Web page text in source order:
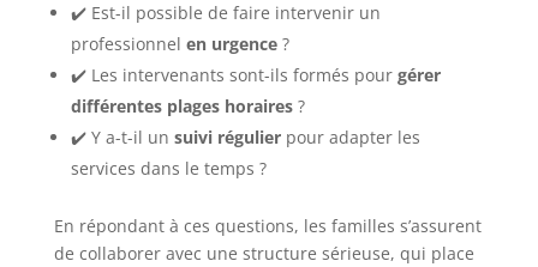
✔️ Est-il possible de faire intervenir un
professionnel en urgence?
✔️ Les intervenants sont-ils formés pour gérer
différentes plages horaires?
✔️ Y a-t-il un suivi régulierpour adapter les
services dans le temps ?
En répondant à ces questions, les familles s’assurent
de collaborer avec une structure sérieuse, qui place